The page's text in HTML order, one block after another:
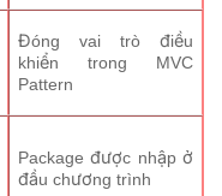
Đóng vai trò điều
khiển trong MVC
Pattern
Package được nhập ở
đầu chương trình